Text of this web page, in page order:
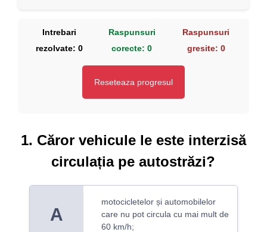
Intrebari
rezolvate: 0
Raspunsuri
corecte:0
Raspunsuri
gresite: 0
Reseteaza progresul
1. Căror vehicule le este interzisă
circulația pe autostrăzi?
A
motocicletelor și automobilelor
care nu pot circula cu mai mult de
60 km/h;